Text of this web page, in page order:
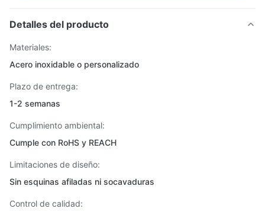
Detalles del producto
Materiales:
Acero inoxidable o personalizado
Plazo de entrega:
1-2 semanas
Cumplimiento ambiental:
Cumple con RoHS y REACH
Limitaciones de diseño:
Sin esquinas afiladas ni socavaduras
Control de calidad: